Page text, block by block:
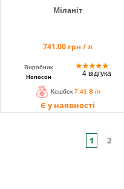
Міланіт
741.00 грн / л
Виробник
Нопосон
★★★★★
4 відгука
Кешбек 7.41 ₴ /л
Є у наявності
1 2